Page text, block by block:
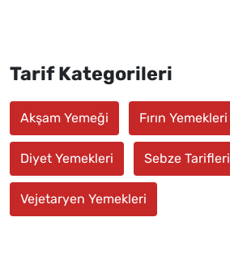
Tarif Kategorileri
Akşam Yemeği Fırın Yemekleri
Diyet Yemekleri Sebze Tarifleri
Vejetaryen Yemekleri